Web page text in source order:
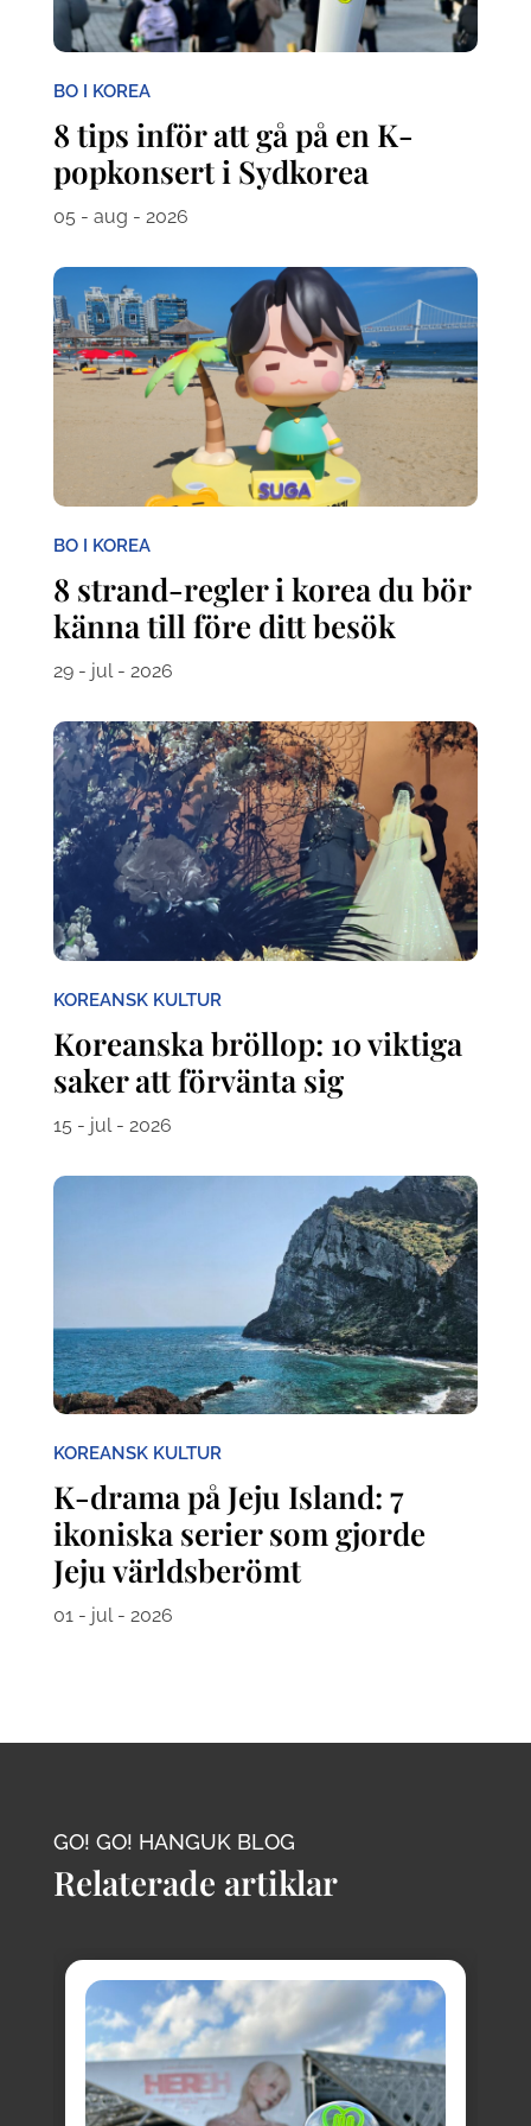
BO I KOREA
8 tips inför att gå på en K-
popkonsert i Sydkorea
05 - aug - 2026
BO I KOREA
8 strand-regler i korea du bör
känna till före ditt besök
29 - jul - 2026
KOREANSK KULTUR
Koreanska bröllop: 10 viktiga
saker att förvänta sig
15 - jul - 2026
KOREANSK KULTUR
K-drama på Jeju Island: 7
ikoniska serier som gjorde
Jeju världsberömt
01 - jul - 2026
GO! GO! HANGUK BLOG
Relaterade artiklar